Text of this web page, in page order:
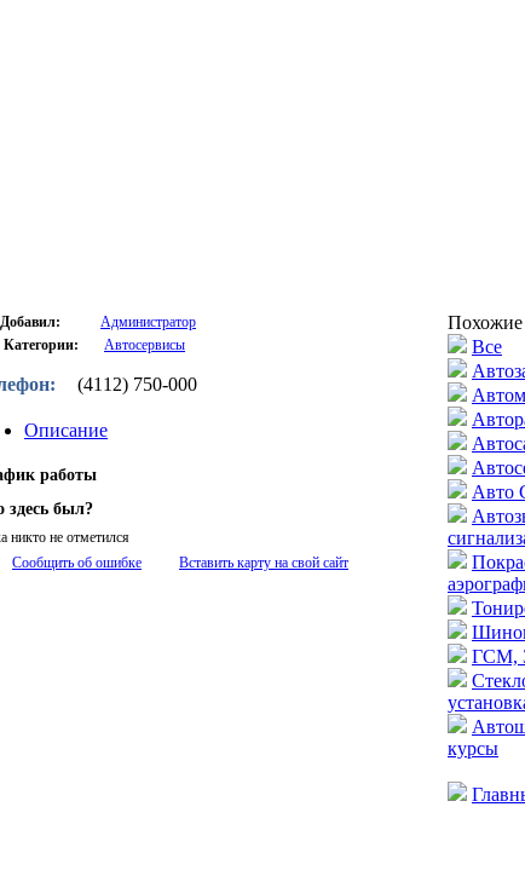
Добавил:
Администратор
Категории:
Автосервисы
(4112) 750-000
Описание
работы
здесь был?
никто не отметился
Сообщить об ошибке
Вставить карту на свой сайт
Похожие
Все
Авто
ГСМ,
курсы